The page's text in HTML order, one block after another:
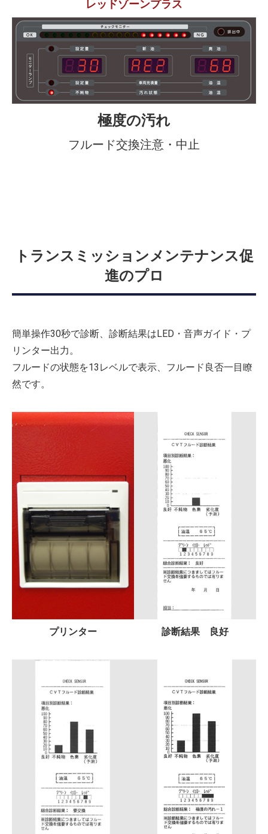
レッドゾーンプラス
極度の汚れ
フルード交換注意・中止
トランスミッションメンテナンス促
進のプロ
簡単操作30秒で診断、診断結果はLED・音声ガイド・プ
リンター出力。
フルードの状態を13レベルで表示、フルード良否一目瞭
然です。
プリンター 診断結果 良好